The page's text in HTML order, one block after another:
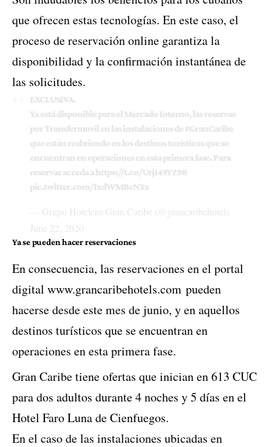
que ofrecen estas tecnologías. En este caso, el
proceso de reservación online garantiza la
disponibilidad y la confirmación instantánea de
las solicitudes.
EXCLUSIVA.
Ya está disponible para el Mercado Interno, las reservas
por Transfermovil en las instalaciones de #GranCaribe
que están reabriendo en los destinos turísticos que se
encuentran en operaciones en esta primera fase. Para
reservar acceda ahttps://t.co/UrjI49YZ98
pic.twitter.com/IxdWMBeNXz
— Grupo Hotelero Gran Caribe (@grancaribehotel)
June 22, 2020
Ya se pueden hacer reservaciones
En consecuencia, las reservaciones en el portal
digital www.grancaribehotels.com pueden
hacerse desde este mes de junio, y en aquellos
destinos turísticos que se encuentran en
operaciones en esta primera fase.
Gran Caribe tiene ofertas que inician en 613 CUC
para dos adultos durante 4 noches y 5 días en el
Hotel Faro Luna de Cienfuegos.
En el caso de las instalaciones ubicadas en